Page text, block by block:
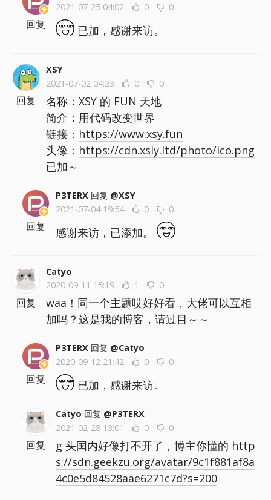
2021-07-25 04:02
0 0
已加，感谢来访。
回复
XSY
2021-07-02 04:23
0 0
名称：XSY 的 FUN 天地
简介：用代码改变世界
链接： https://www.xsy.fun
头像： https://cdn.xsiy.ltd/photo/ico.png
已加～
回复
P3TERX 回复 @XSY
2021-07-04 19:54
0 0
感谢来访，已添加。
回复
Catyo
2020-09-11 15:19
1 0
waa！同一个主题哎好好看，大佬可以互相
加吗？这是我的博客，请过目～～
回复
P3TERX 回复 @Catyo
2020-09-12 21:42
0 0
已加，感谢来访。
回复
Catyo 回复 @P3TERX
2021-02-28 13:01
0 0
g 头国内好像打不开了，博主你懂的 http
s://sdn.geekzu.org/avatar/9c1f881af8a
4c0e5d84528aae6271c7d?s=200
回复